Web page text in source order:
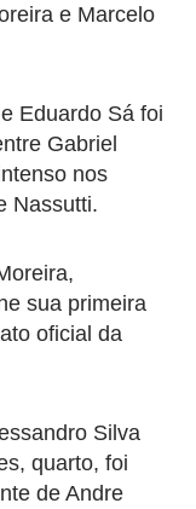
e Marcelo
Eduardo Sá foi
Gabriel
nos
Nassutti.
sua primeira
oficial da
Silva
quarto, foi
de Andre